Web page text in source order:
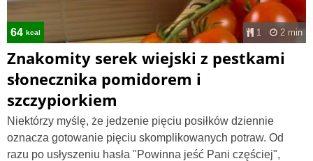
64 kcal 1 2 min
Znakomity serek wiejski z pestkami
słonecznika pomidorem i
szczypiorkiem
Niektórzy myślę, że jedzenie pięciu posiłków dziennie
oznacza gotowanie pięciu skomplikowanych potraw. Od
razu po usłyszeniu hasła "Powinna jeść Pani częściej",